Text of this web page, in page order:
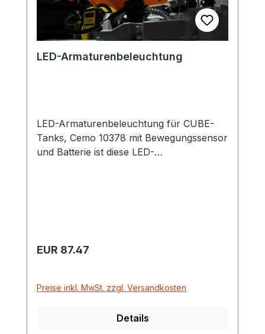
LED-Armaturenbeleuchtung
LED-Armaturenbeleuchtung für CUBE-
Tanks, Cemo 10378 mit Bewegungssensor
und Batterie ist diese LED-
Regulärer Preis:
EUR 87.47
Preise inkl. MwSt. zzgl. Versandkosten
Details